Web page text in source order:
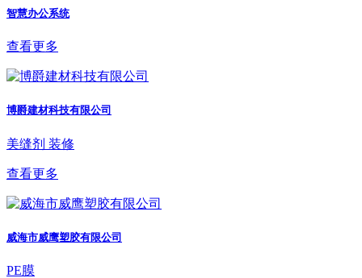
智慧办公系统
查看更多
博爵建材科技有限公司
美缝剂 装修
查看更多
威海市威鹰塑胶有限公司
PE膜